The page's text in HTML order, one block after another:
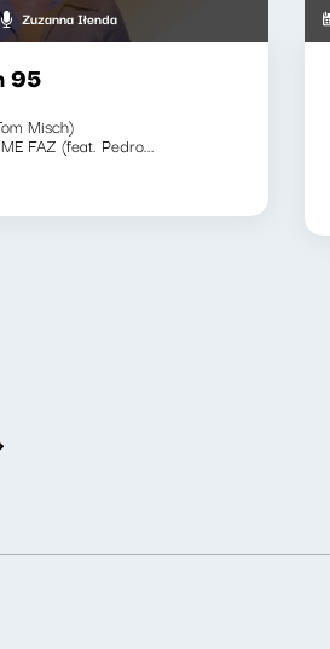
Zuzanna Iłenda
95
Misch)
FAZ (feat. Pedro...